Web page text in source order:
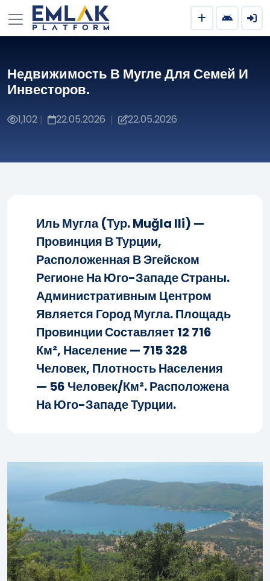
Недвижимость В Мугле ​​для Семей И
Инвесторов.
1,102 | 22.05.2026 | 22.05.2026
Иль Мугла (тур. Muğla Ili) —
Провинция В Турции,
Расположенная В Эгейском
Регионе На Юго-Западе Страны.
Административным Центром
Является Город Мугла. Площадь
Провинции Составляет 12 716
Км², Население — 715 328
Человек, Плотность Населения
— 56 Человек/км². Расположена
На Юго-Западе Турции.